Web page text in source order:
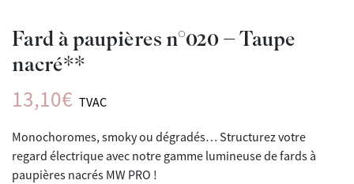
Fard à paupières n°020 – Taupe
nacré**
13,10€ TVAC
Monochoromes, smoky ou dégradés… Structurez votre
regard électrique avec notre gamme lumineuse de fards à
paupières nacrés MW PRO !